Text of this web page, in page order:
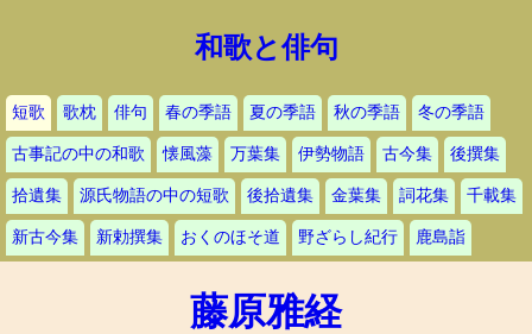
和歌と俳句
短歌 歌枕 俳句 春の季語 夏の季語 秋の季語 冬の季語
古事記の中の和歌 懐風藻 万葉集 伊勢物語 古今集 後撰集
拾遺集 源氏物語の中の短歌 後拾遺集 金葉集 詞花集 千載集
新古今集 新勅撰集 おくのほそ道 野ざらし紀行 鹿島詣
藤原雅経